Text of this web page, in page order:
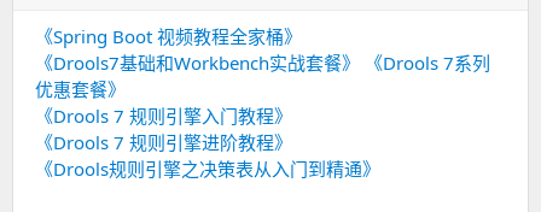
《Spring Boot 视频教程全家桶》
《Drools7基础和Workbench实战套餐》
《Drools 7系列
优惠套餐》
《Drools 7 规则引擎入门教程》
《Drools 7 规则引擎进阶教程》
《Drools规则引擎之决策表从入门到精通》